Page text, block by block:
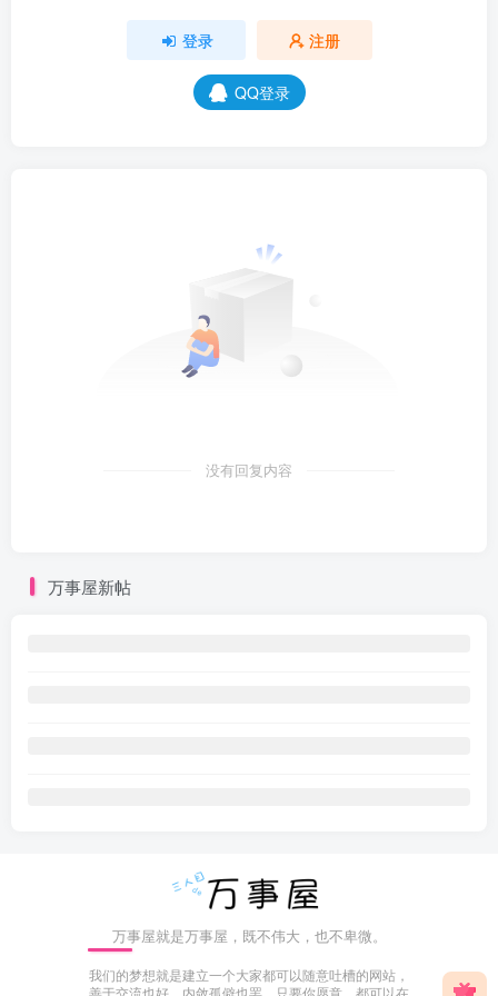
登录 注册
QQ登录
没有回复内容
万事屋新帖
万事屋就是万事屋，既不伟大，也不卑微。
我们的梦想就是建立一个大家都可以随意吐槽的网站，